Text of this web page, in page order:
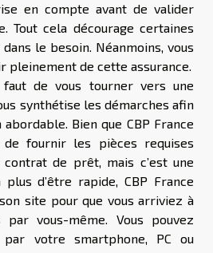
en compte avant de valider
Tout cela décourage certaines
le besoin. Néanmoins, vous
pleinement de cette assurance.
faut de vous tourner vers une
synthétise les démarches afin
abordable. Bien que CBP France
de fournir les pièces requises
de prêt, mais c’est une
d’être rapide, CBP France
site pour que vous arriviez à
vous-même. Vous pouvez
votre smartphone, PC ou